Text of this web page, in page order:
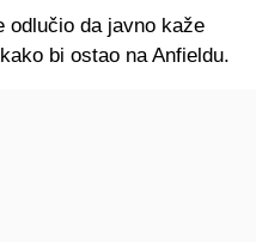
odlučio da javno kaže
bi ostao na Anfieldu.